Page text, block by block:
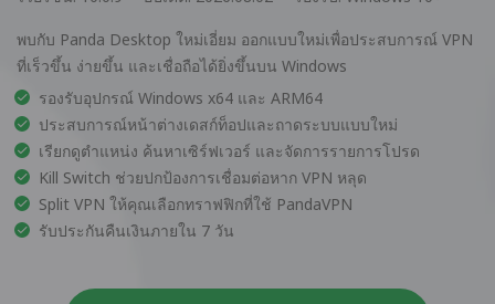
พบกับ Panda Desktop ใหม่เอี่ยม ออกแบบใหม่เพื่อประสบการณ์ VPN
ที่เร็วขึ้น ง่ายขึ้น และเชื่อถือได้ยิ่งขึ้นบน Windows
รองรับอุปกรณ์ Windows x64 และ ARM64
ประสบการณ์หน้าต่างเดสก์ท็อปและถาดระบบแบบใหม่
เรียกดูตำแหน่ง ค้นหาเซิร์ฟเวอร์ และจัดการรายการโปรด
Kill Switch ช่วยปกป้องการเชื่อมต่อหาก VPN หลุด
Split VPN ให้คุณเลือกทราฟฟิกที่ใช้ PandaVPN
รับประกันคืนเงินภายใน 7 วัน